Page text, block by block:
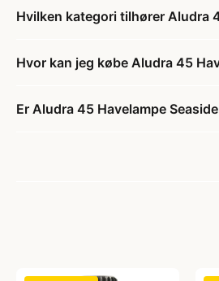
Hvilken kategori tilhører Aludra
Hvor kan jeg købe Aludra 45
Er Aludra 45 Havelampe